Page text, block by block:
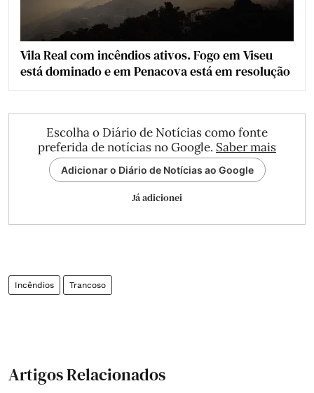
Vila Real com incêndios ativos. Fogo em Viseu
está dominado e em Penacova está em resolução
Escolha o Diário de Notícias como fonte
preferida de notícias no Google. Saber mais
Adicionar o Diário de Notícias ao Google
Já adicionei
Incêndios Trancoso
Artigos Relacionados